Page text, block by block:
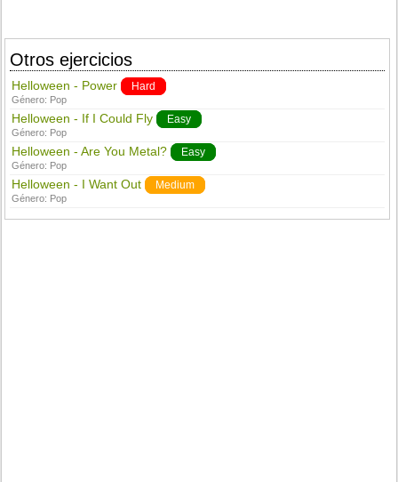
Otros ejercicios
Helloween - Power Hard
Género: Pop
Helloween - If I Could Fly Easy
Género: Pop
Helloween - Are You Metal? Easy
Género: Pop
Helloween - I Want Out Medium
Género: Pop